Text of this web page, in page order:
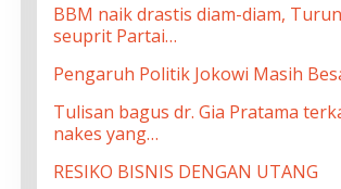
BBM naik drastis diam-diam, Turun
seuprit Partai…
Pengaruh Politik Jokowi Masih
Tulisan bagus dr. Gia Pratama
nakes yang…
RESIKO BISNIS DENGAN UTANG